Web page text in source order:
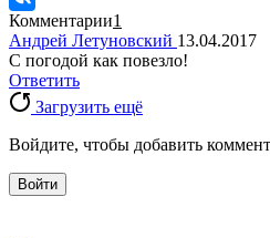
Комментарии1
Андрей Летуновский 13.04.2017
С погодой как повезло!
Ответить
Загрузить ещё
Войдите, чтобы добавить
Войти